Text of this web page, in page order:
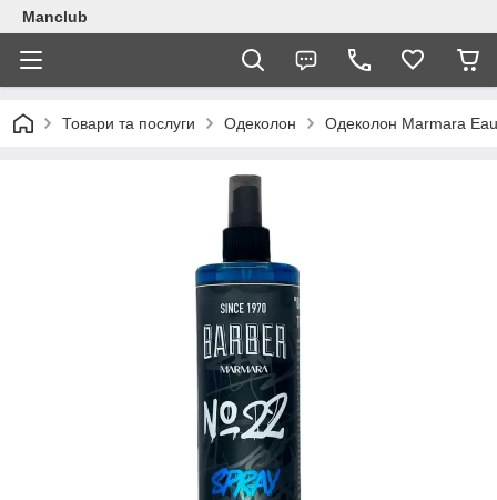
Manclub
Товари та послуги Одеколон Одеколон Marmara